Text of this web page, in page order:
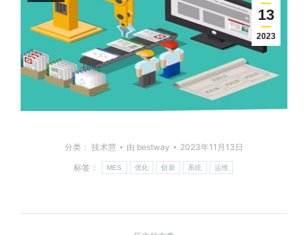
13
2023
分类： 技术慧 由 bestway
2023年11月13日
标签：
MES 优化 创新 系统 运维